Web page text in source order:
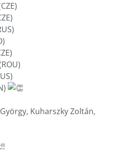
Kuharszky Zoltán,